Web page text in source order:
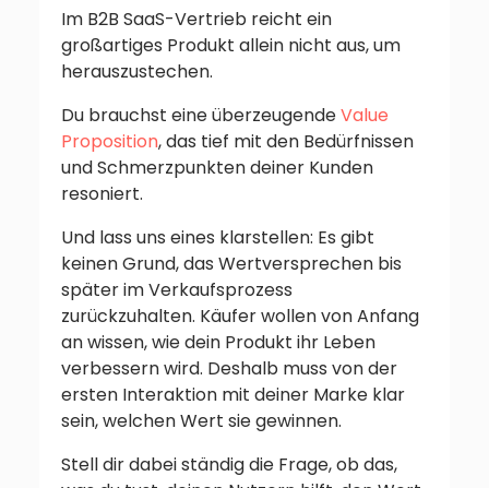
Im B2B SaaS-Vertrieb reicht ein
großartiges Produkt allein nicht aus, um
herauszustechen.
Du brauchst eine überzeugendeValue
Proposition, das tief mit den Bedürfnissen
und Schmerzpunkten deiner Kunden
resoniert.
Und lass uns eines klarstellen: Es gibt
keinen Grund, das Wertversprechen bis
später im Verkaufsprozess
zurückzuhalten. Käufer wollen von Anfang
an wissen, wie dein Produkt ihr Leben
verbessern wird. Deshalb muss von der
ersten Interaktion mit deiner Marke klar
sein, welchen Wert sie gewinnen.
Stell dir dabei ständig die Frage, ob das,